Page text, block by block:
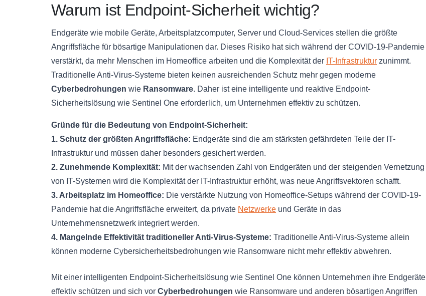
Warum ist Endpoint-Sicherheit wichtig?
Endgeräte wie mobile Geräte, Arbeitsplatzcomputer, Server und Cloud-Services stellen die größte
Angriffsfläche für bösartige Manipulationen dar. Dieses Risiko hat sich während der COVID-19-Pandemie
verstärkt, da mehr Menschen im Homeoffice arbeiten und die Komplexität der IT-Infrastruktur zunimmt.
Traditionelle Anti-Virus-Systeme bieten keinen ausreichenden Schutz mehr gegen moderne
Cyberbedrohungen wie Ransomware. Daher ist eine intelligente und reaktive Endpoint-
Sicherheitslösung wie Sentinel One erforderlich, um Unternehmen effektiv zu schützen.
Gründe für die Bedeutung von Endpoint-Sicherheit:
1. Schutz der größten Angriffsfläche: Endgeräte sind die am stärksten gefährdeten Teile der IT-
Infrastruktur und müssen daher besonders gesichert werden.
2. Zunehmende Komplexität: Mit der wachsenden Zahl von Endgeräten und der steigenden Vernetzung
von IT-Systemen wird die Komplexität der IT-Infrastruktur erhöht, was neue Angriffsvektoren schafft.
3. Arbeitsplatz im Homeoffice: Die verstärkte Nutzung von Homeoffice-Setups während der COVID-19-
Pandemie hat die Angriffsfläche erweitert, da private Netzwerke und Geräte in das
Unternehmensnetzwerk integriert werden.
4. Mangelnde Effektivität traditioneller Anti-Virus-Systeme: Traditionelle Anti-Virus-Systeme allein
können moderne Cybersicherheitsbedrohungen wie Ransomware nicht mehr effektiv abwehren.
Mit einer intelligenten Endpoint-Sicherheitslösung wie Sentinel One können Unternehmen ihre Endgeräte
effektiv schützen und sich vor Cyberbedrohungen wie Ransomware und anderen bösartigen Angriffen